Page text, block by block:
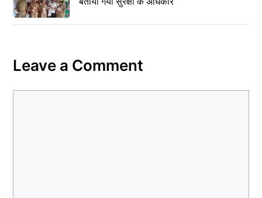
Leave a Comment